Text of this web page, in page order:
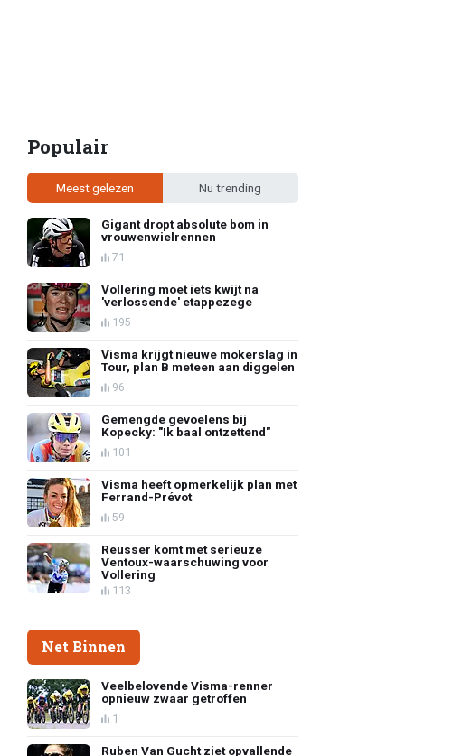
Populair
Meest gelezen Nu trending
Gigant dropt absolute bom in
vrouwenwielrennen
71
Vollering moet iets kwijt na
'verlossende' etappezege
195
Visma krijgt nieuwe mokerslag in
Tour, plan B meteen aan diggelen
96
Gemengde gevoelens bij
Kopecky: "Ik baal ontzettend"
101
Visma heeft opmerkelijk plan met
Ferrand-Prévot
59
Reusser komt met serieuze
Ventoux-waarschuwing voor
Vollering
113
Net Binnen
Veelbelovende Visma-renner
opnieuw zwaar getroffen
1
Ruben Van Gucht ziet opvallende